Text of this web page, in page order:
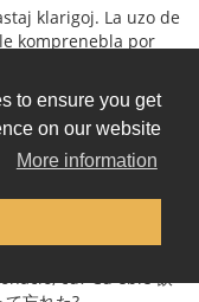
to ensure you get
on our website.
More information
klarigoj. La uzo de
komprenebla por
Ĉu vi
sciencisto? Mi
kaj tial via formala
mi ne sciis kiel.
de (H) (飲み〜言っ
ĉu? Ĉu eble 飲